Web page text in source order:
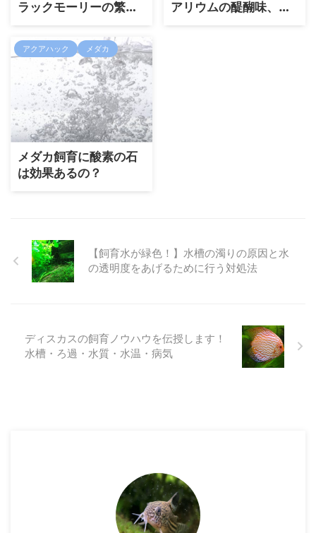
ラックモーリーの繁殖
や病気対策などの飼育
方法を徹底紹介！
アリウムの醍醐味、熱
帯魚を飼育してリラッ
アクアハック メダカ
メダカ飼育に酸素の石
は効果あるの？
【飼育水が緑色！】水槽の濁りの原因と水
の透明度をあげるために行う対処法
ディスカスの飼育ノウハウを伝授します！
水槽・ろ過・水質・水温・病気